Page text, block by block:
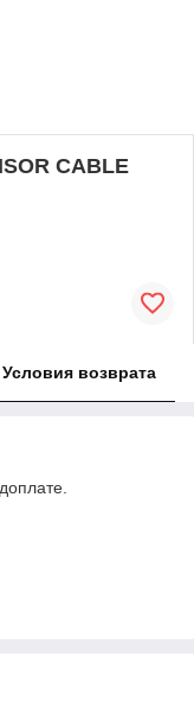
CABLE
Условия возврата